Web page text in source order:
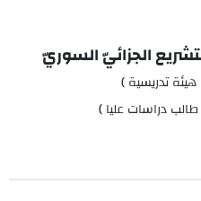
الجزائيّ السوريّ
تدريسية )
دراسات عليا )